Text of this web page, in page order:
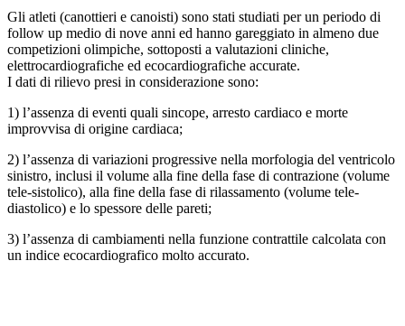
Gli atleti (canottieri e canoisti) sono stati studiati per un periodo di
follow up medio di nove anni ed hanno gareggiato in almeno due
competizioni olimpiche, sottoposti a valutazioni cliniche,
elettrocardiografiche ed ecocardiografiche accurate.
I dati di rilievo presi in considerazione sono:
1) l’assenza di eventi quali sincope, arresto cardiaco e morte
improvvisa di origine cardiaca;
2) l’assenza di variazioni progressive nella morfologia del ventricolo
sinistro, inclusi il volume alla fine della fase di contrazione (volume
tele-sistolico), alla fine della fase di rilassamento (volume tele-
diastolico) e lo spessore delle pareti;
3) l’assenza di cambiamenti nella funzione contrattile calcolata con
un indice ecocardiografico molto accurato.